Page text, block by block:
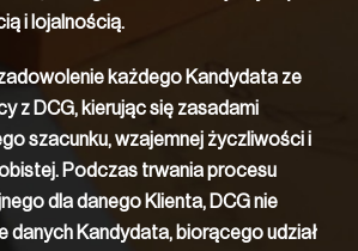
i lojalnością.
każdego Kandydata ze
z DCG, kierując się zasadami
szacunku, wzajemnej życzliwości i
Podczas trwania procesu
dla danego Klienta, DCG nie
danych Kandydata, biorącego udział